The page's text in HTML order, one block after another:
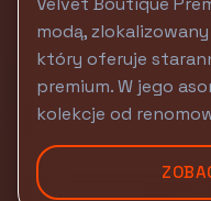
modą,
który oferuje
premium. W jego
kolekcje od